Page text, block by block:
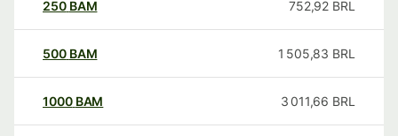
250 BAM 752,92 BRL
500 BAM 1 505,83 BRL
1000 BAM 3 011,66 BRL